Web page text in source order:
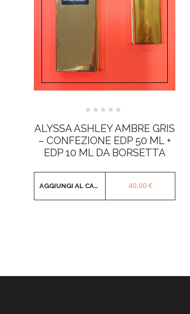
su
5
ALYSSA ASHLEY AMBRE GRIS
– CONFEZIONE EDP 50 ML +
EDP 10 ML DA BORSETTA
40,00€
AGGIUNGI AL CARRELLO